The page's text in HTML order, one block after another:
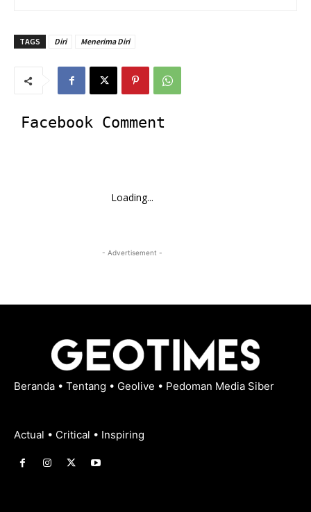
TAGS Diri Menerima Diri
Facebook Comment
Loading...
- Advertisement -
Beranda • Tentang • Geolive • Pedoman Media Siber
Actual • Critical • Inspiring